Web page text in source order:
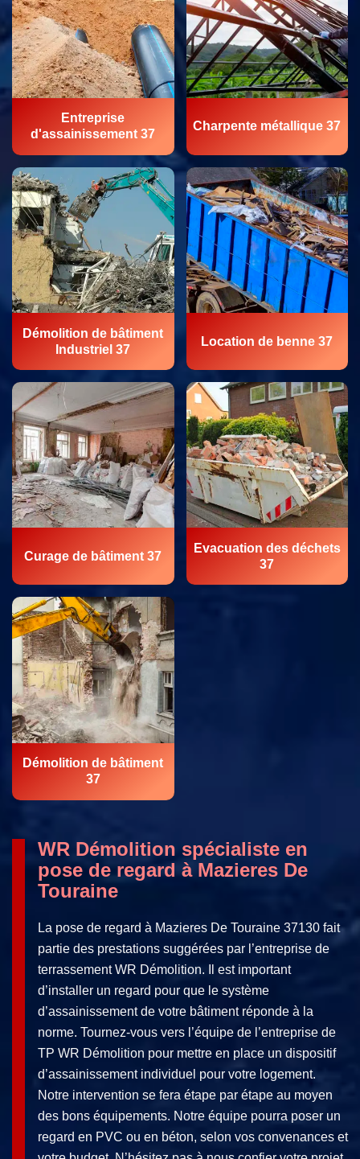
Entreprise
d'assainissement 37
Charpente métallique 37
Démolition de bâtiment
Industriel 37
Location de benne 37
Curage de bâtiment 37
Evacuation des déchets
37
Démolition de bâtiment
37
WR Démolition spécialiste en
pose de regard à Mazieres De
Touraine
La pose de regard à Mazieres De Touraine 37130 fait
partie des prestations suggérées par l’entreprise de
terrassement WR Démolition. Il est important
d’installer un regard pour que le système
d’assainissement de votre bâtiment réponde à la
norme. Tournez-vous vers l’équipe de l’entreprise de
TP WR Démolition pour mettre en place un dispositif
d’assainissement individuel pour votre logement.
Notre intervention se fera étape par étape au moyen
des bons équipements. Notre équipe pourra poser un
regard en PVC ou en béton, selon vos convenances et